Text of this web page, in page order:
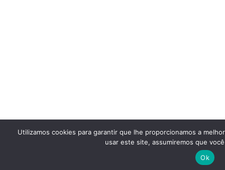
Utilizamos cookies para garantir que lhe proporcionamos a
usar este site, assumiremos que
Ok